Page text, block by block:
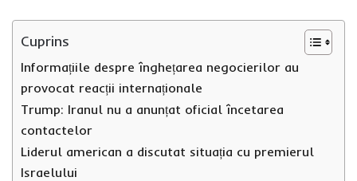
Cuprins
Informațiile despre înghețarea negocierilor au
provocat reacții internaționale
Trump: Iranul nu a anunțat oficial încetarea
contactelor
Liderul american a discutat situația cu premierul
Israelului